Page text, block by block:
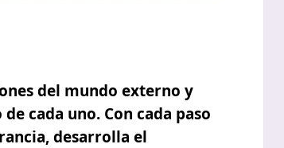
del mundo externo y
cada uno. Con cada paso
desarrolla el